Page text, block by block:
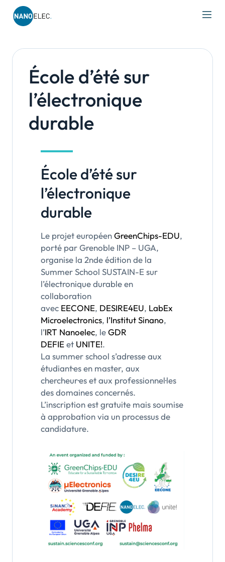
École d’été sur
l’électronique
durable
École d’été sur
l’électronique
durable
Le projet européenGreenChips-EDU,
porté par Grenoble INP – UGA,
organise la 2nde édition de la
Summer School SUSTAIN-E sur
l’électronique durable en
collaboration
avec EECONE, DESIRE4EU, LabEx
Microelectronics, l’Institut Sinano,
l’IRT Nanoelec, leGDR
DEFIEet UNITE!.
La summer school s’adresse aux
étudiant·es en master, aux
chercheur·es et aux professionnel·les
des domaines concernés.
L’inscription est gratuite mais soumise
à approbation via un processus de
candidature.